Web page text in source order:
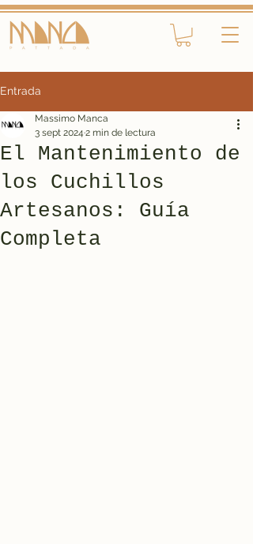
Entrada
El Mantenimiento de
los Cuchillos
Artesanos: Guía
Completa
Massimo Manca
3 sept 2024 2 min de lectura